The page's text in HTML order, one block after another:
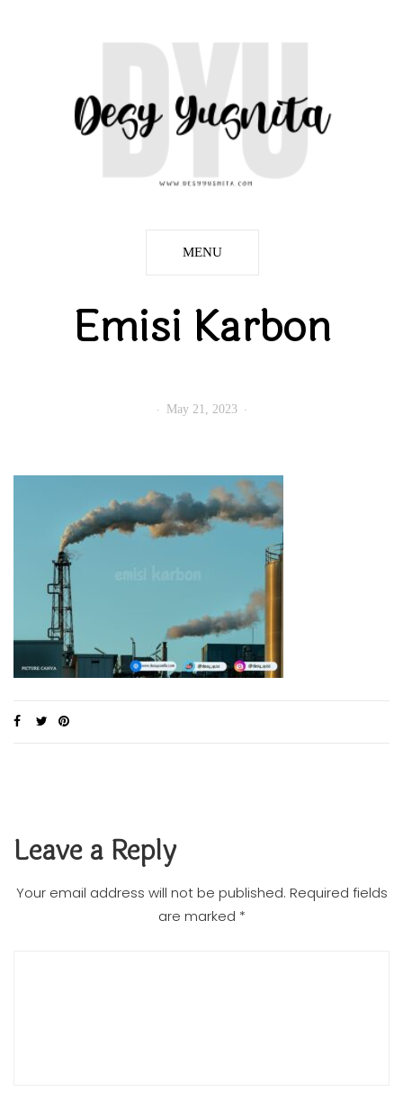
MENU
Emisi Karbon
May 21, 2023
Leave a Reply
Your email address will not be published. Required fields
are marked *